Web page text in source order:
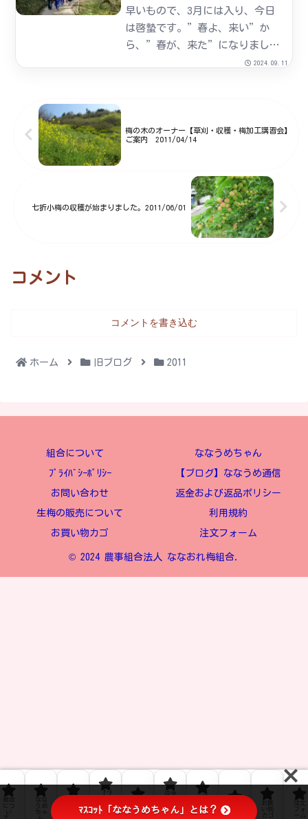
んこい市場』をはじめ、伊予市の
『...
早いもので、3月には入り、今日
は啓蟄です。”春よ、来い”か
ら、”春が、来た”になりまし
た。さて、先週の事ですが、地区
供たち。その後、梅園の道を上り
2024.09.11
梅の木のオーナー【草刈・収穫・梅加工講習会】
ご案内 2011/04/14
七折小梅の収穫が始まりました。2011/06/01
コメント
コメントを書き込む
ホーム 旧ブログ 2011
組合について ななうめちゃん
ﾌﾟﾗｲﾊﾞｼｰﾎﾟﾘｼｰ 【ブログ】ななうめ通信
お問い合わせ 返金および返品ポリシー
生梅の販売について 利用規約
お買い物カゴ 注文フォーム
© 2024 農事組合法人 ななおれ梅組合.
ﾊﾞｼｰ
ﾎﾟﾘｼ
グ】
なな
い合
わせ
返金
び返
品ポ
生梅
売に
つい
利用
規約
フォ
ﾏｽｺｯﾄ「ななうめちゃん」とは？